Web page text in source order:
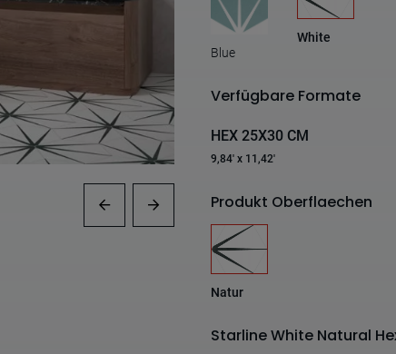
Blue
White
Verfügbare Formate
HEX 25X30 CM
9,84' x 11,42'
Produkt Oberflaechen
Natur
Starline White Natural